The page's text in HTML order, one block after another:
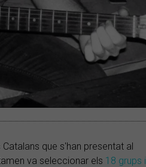
que s'han presentat al
va seleccionar els 18 grups i